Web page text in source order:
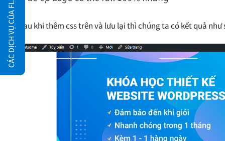
OK sau khi thêm css trên và lưu lại thì chúng ta có kết quả như